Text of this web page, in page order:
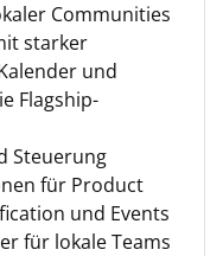
Communities
starker
und
Flagship-
Steuerung
für Product
und Events
für lokale Teams